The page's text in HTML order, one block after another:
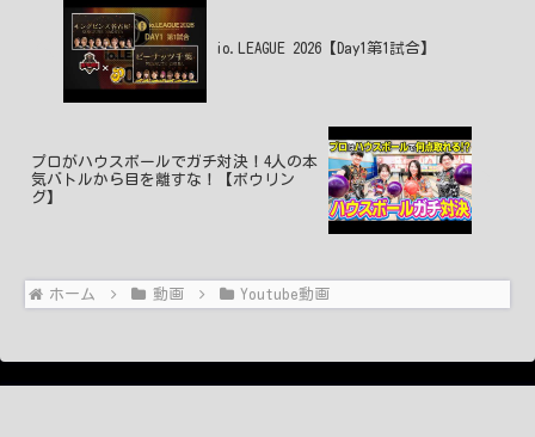
io.LEAGUE 2026【Day1第1試合】
プロがハウスボールでガチ対決！4人の本
気バトルから目を離すな！【ボウリン
グ】
ホーム 動画 Youtube動画